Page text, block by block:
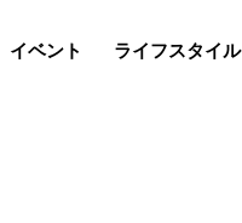
イベント ライフスタイル